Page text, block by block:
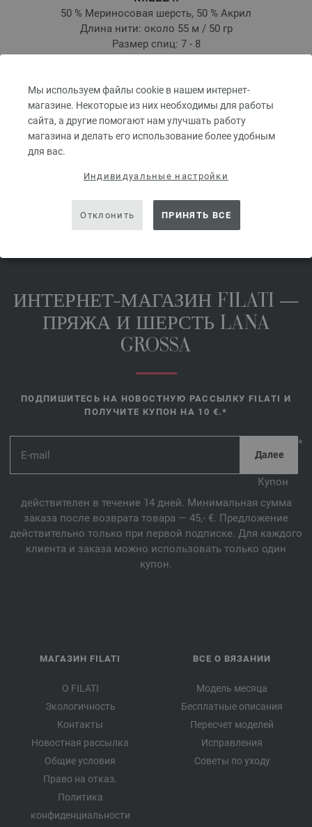
Мы используем файлы cookie в нашем интернет-
магазине. Некоторые из них необходимы для работы
сайта, а другие помогают нам улучшать работу
магазина и делать его использование более удобным
для вас.
Индивидуальные настройки
Отклонить ПРИНЯТЬ ВСЕ
50 % Мериносовая шерсть, 50 % Акрил
Длина нити: около 55 м / 50 гр
Размер спиц: 7 - 8
без НДС, без учета стоимости доставки, Цена за единицу:
prev next
ИНТЕРНЕТ-МАГАЗИН FILATI —
ПРЯЖА И ШЕРСТЬ LANA
GROSSA
ПОДПИШИТЕСЬ НА НОВОСТНУЮ РАССЫЛКУ FILATI И
ПОЛУЧИТЕ КУПОН НА 10 €.*
*
Купон
действителен в течение 14 дней. Минимальная сумма
заказа после возврата товара — 45,- €. Предложение
действительно только при первой подписке. Для каждого
клиента и заказа можно использовать только один
купон.
МАГАЗИН FILATI
О FILATI
Экологичность
Контакты
Новостная рассылка
Общие условия
Право на отказ.
Политика
конфиденциальности
ВСЕ О ВЯЗАНИИ
Модель месяца
Бесплатные описания
Пересчет моделей
Исправления
Советы по уходу